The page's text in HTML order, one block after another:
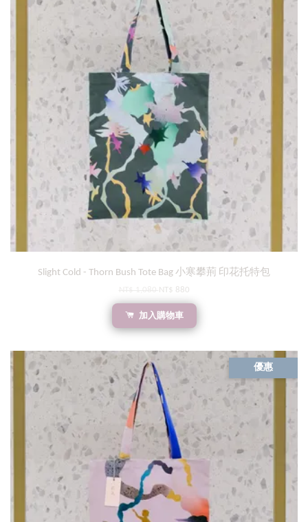
Slight Cold - Thorn Bush Tote Bag 小寒攀荊 印花托特包
NT$ 880
加入購物車
優惠